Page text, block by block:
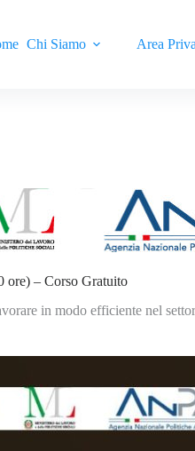
Chi Siamo Area
ore) – Corso Gratuito
in modo efficiente nel